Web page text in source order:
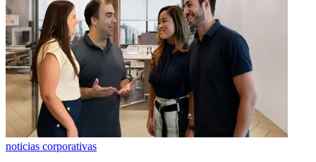
Flamengo
noticias corporativas